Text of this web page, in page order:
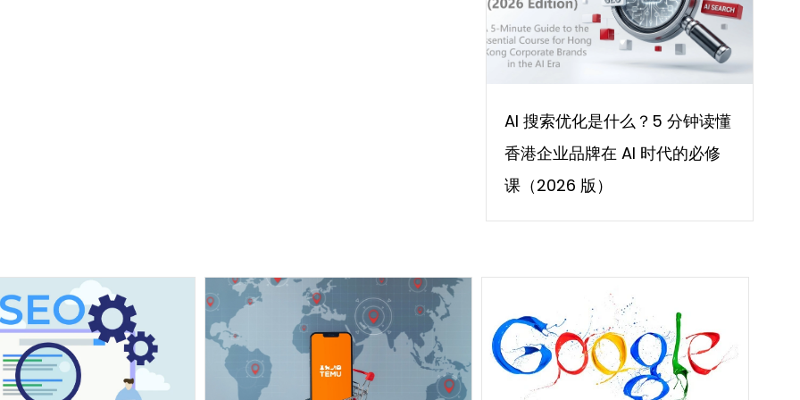
AI 搜索优化是什么？5 分钟读懂
香港企业品牌在 AI 时代的必修
课（2026 版）